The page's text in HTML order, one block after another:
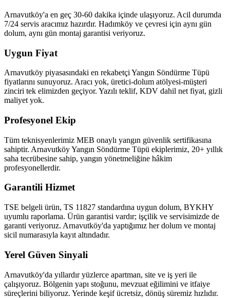
Arnavutköy'a en geç 30-60 dakika içinde ulaşıyoruz. Acil durumda
7/24 servis aracımız hazırdır. Hadımköy ve çevresi için aynı gün
dolum, aynı gün montaj garantisi veriyoruz.
Uygun Fiyat
Arnavutköy piyasasındaki en rekabetçi Yangın Söndürme Tüpü
fiyatlarını sunuyoruz. Aracı yok, üretici-dolum atölyesi-müşteri
zinciri tek elimizden geçiyor. Yazılı teklif, KDV dahil net fiyat, gizli
maliyet yok.
Profesyonel Ekip
Tüm teknisyenlerimiz MEB onaylı yangın güvenlik sertifikasına
sahiptir. Arnavutköy Yangın Söndürme Tüpü ekiplerimiz, 20+ yıllık
saha tecrübesine sahip, yangın yönetmeliğine hâkim
profesyonellerdir.
Garantili Hizmet
TSE belgeli ürün, TS 11827 standardına uygun dolum, BYKHY
uyumlu raporlama. Ürün garantisi vardır; işçilik ve servisimizde de
garanti veriyoruz. Arnavutköy'da yaptığımız her dolum ve montaj
sicil numarasıyla kayıt altındadır.
Yerel Güven Sinyali
Arnavutköy'da yıllardır yüzlerce apartman, site ve iş yeri ile
çalışıyoruz. Bölgenin yapı stoğunu, mevzuat eğilimini ve itfaiye
süreçlerini biliyoruz. Yerinde keşif ücretsiz, dönüş süremiz hızlıdır.